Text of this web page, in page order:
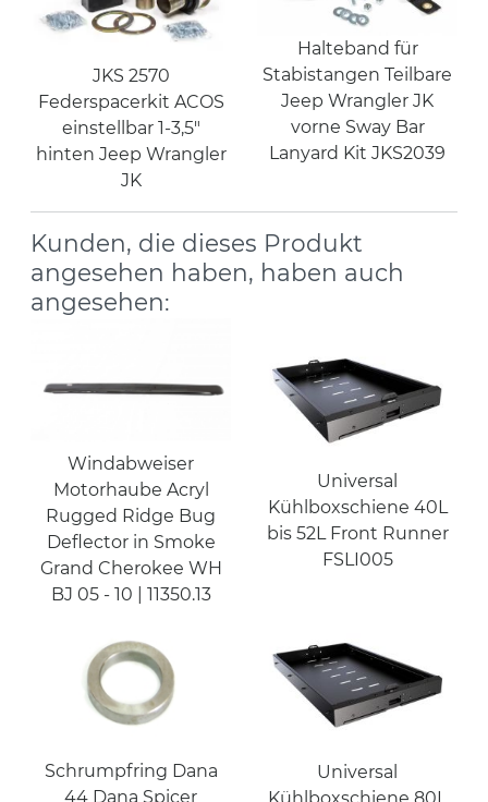
JKS 2570
Federspacerkit ACOS
einstellbar 1-3,5"
hinten Jeep Wrangler
JK
Halteband für
Stabistangen Teilbare
Jeep Wrangler JK
vorne Sway Bar
Lanyard Kit JKS2039
Kunden, die dieses Produkt
angesehen haben, haben auch
angesehen:
Windabweiser
Motorhaube Acryl
Rugged Ridge Bug
Deflector in Smoke
Grand Cherokee WH
BJ 05 - 10 | 11350.13
Universal
Kühlboxschiene 40L
bis 52L Front Runner
FSLI005
Schrumpfring Dana
44 Dana Spicer
Universal
Kühlboxschiene 80L